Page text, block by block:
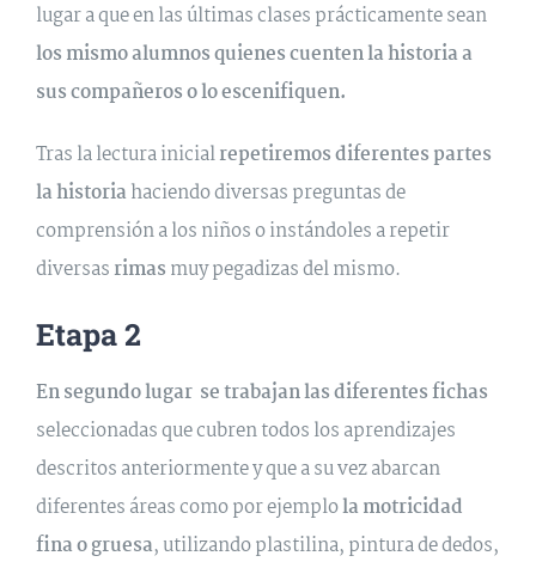
lugar a que en las últimas clases prácticamente sean
los mismo alumnos quienes cuenten la historia a
sus compañeros o lo escenifiquen.
Tras la lectura inicialrepetiremos diferentes partes
la historiahaciendo diversas preguntas de
comprensión a los niños o instándoles a repetir
diversasrimas muy pegadizas del mismo.
Etapa 2
En segundo lugar se trabajan las diferentes fichas
seleccionadas que cubren todos los aprendizajes
descritos anteriormente y que a su vez abarcan
diferentes áreas como por ejemplola motricidad
fina o gruesa, utilizando plastilina, pintura de dedos,